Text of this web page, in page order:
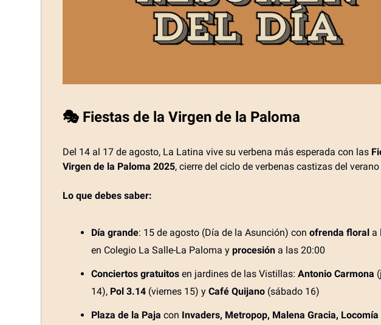
🎭 Fiestas de la Virgen de la Paloma
Del 14 al 17 de agosto, La Latina vive su verbena más esperada con las
Virgen de la Paloma 2025, cierre del ciclo de verbenas castizas del
Lo que debes saber:
Día grande: 15 de agosto (Día de la Asunción) con ofrenda floral a
en Colegio La Salle-La Paloma y procesión a las 20:00
Conciertos gratuitos en jardines de las Vistillas: Antonio Carmona
14), Pol 3.14 (viernes 15) y Café Quijano (sábado 16)
Plaza de la Paja con Invaders, Metropop, Malena Gracia, Locomía